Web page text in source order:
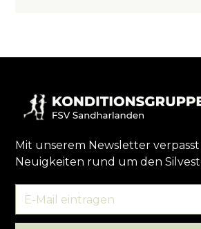
Mit unserem Newsletter
Neuigkeiten rund um den